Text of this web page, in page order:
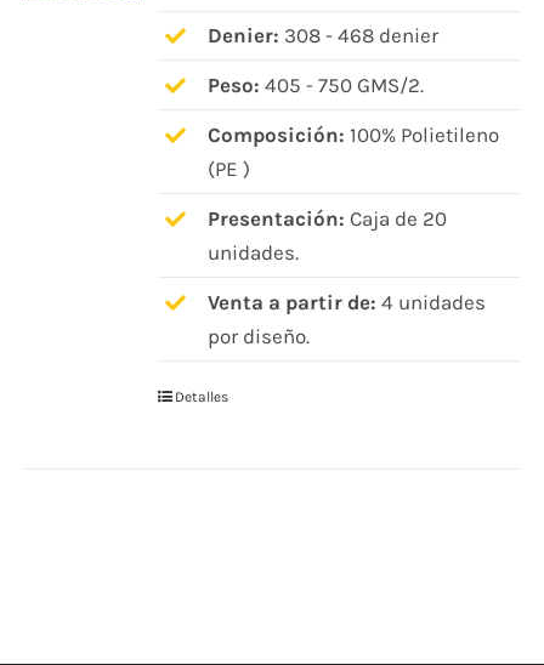
Denier: 308 - 468 denier
Peso: 405 - 750 GMS/2.
Composición: 100% Polietileno
(PE )
Presentación: Caja de 20
unidades.
Venta a partir de: 4 unidades
por diseño.
Detalles